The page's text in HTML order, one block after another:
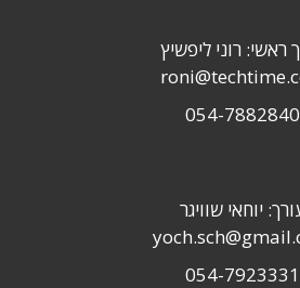
ראשי: רוני ליפשיץ
054-7882840
יוחאי שוויגר
054-7923331